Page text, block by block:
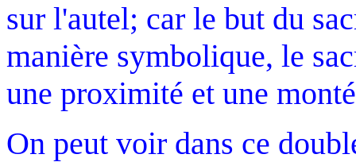
sur l'autel; car le but du
manière symbolique, le
une proximité et une
On peut voir dans ce